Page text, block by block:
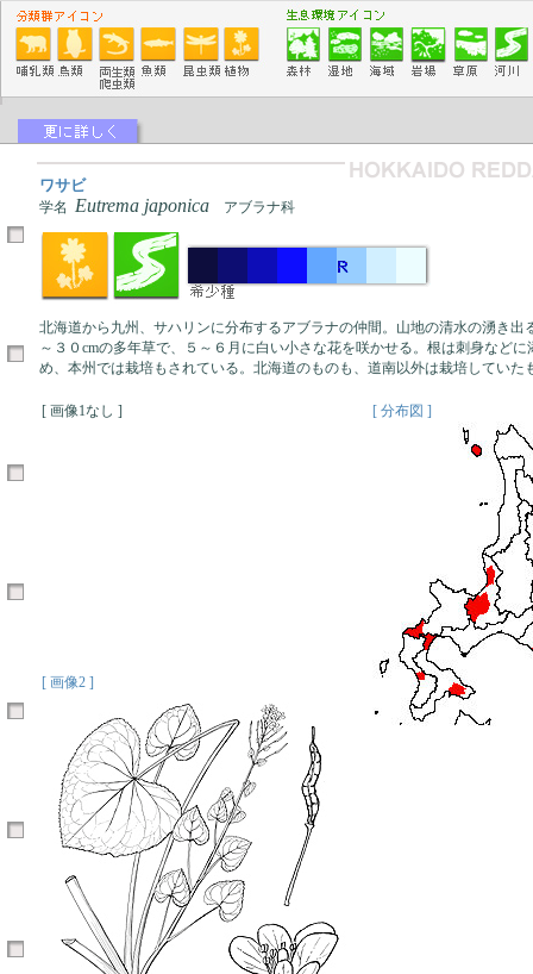
ワサビ
学名 Eutrema japonica アブラナ科
北海道から九州、サハリンに分布するアブラナの仲間。山地の清水の湧き出
～３０cmの多年草で、５～６月に白い小さな花を咲かせる。根は刺身など
め、本州では栽培もされている。北海道のものも、道南以外は栽培していた
[ 画像1なし ] [ 分布図 ]
[ 画像2 ]